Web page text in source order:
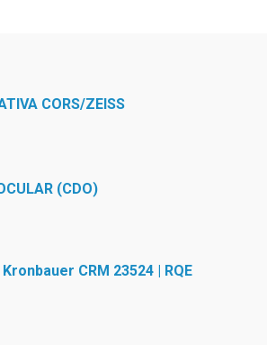
CORS/ZEISS
(CDO)
CRM 23524 | RQE